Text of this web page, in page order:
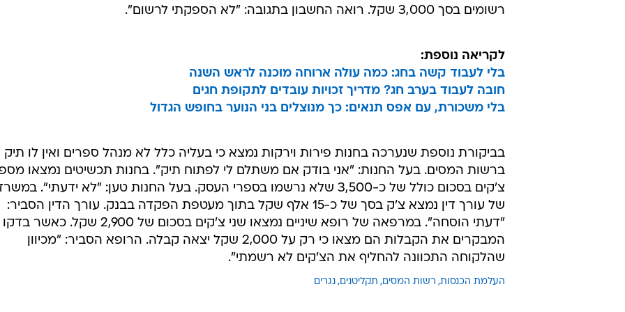
רשומים בסך 3,000 שקל. רואה החשבון בתגובה: "לא הספקתי לרשום".
לקריאה נוספת:
בלי לעבוד קשה בחג: כמה עולה ארוחה מוכנה לראש השנה
חובה לעבוד בערב חג? מדריך זכויות עובדים לתקופת חגים
בלי משכורת, עם אפס תנאים: כך מנוצלים בני הנוער בחופש הגדול
בביקורת נוספת שנערכה בחנות פירות וירקות נמצא כי בעליה כלל לא מנהל ספרים ואין לו תיק
ברשות המסים. בעל החנות: "אני בודק אם משתלם לי לפתוח תיק". בחנות תכשיטים נמצאו
צ'קים בסכום כולל של כ-3,500 שלא נרשמו בספרי העסק. בעל החנות טען: "לא ידעתי".
של עורך דין נמצא צ'ק בסך של כ-15 אלף שקל בתוך מעטפת הפקדה בבנק. עורך הדין הסביר:
"דעתי הוסחה". במרפאה של רופא שיניים נמצאו שני צ'קים בסכום של 2,900 שקל. כאשר בדקו
המבקרים את הקבלות הם מצאו כי רק על 2,000 שקל יצאה קבלה. הרופא הסביר: "מכיוון
שהלקוחה התכוונה להחליף את הצ'קים לא רשמתי".
העלמת הכנסות רשות המסים תקליטנים נגרים